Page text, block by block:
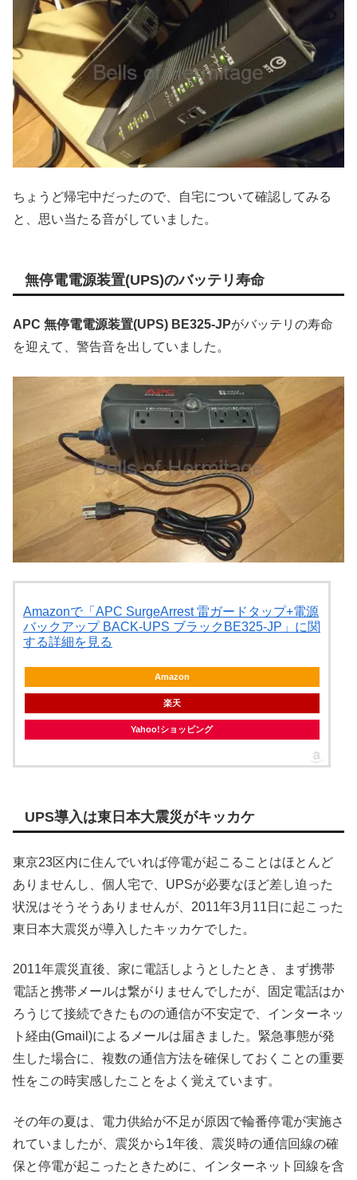
ちょうど帰宅中だったので、自宅について確認してみる
と、思い当たる音がしていました。
無停電電源装置(UPS)のバッテリ寿命
APC 無停電電源装置(UPS) BE325-JPがバッテリの寿命
を迎えて、警告音を出していました。
Amazonで「APC SurgeArrest 雷ガードタップ+電源
バックアップ BACK-UPS ブラックBE325-JP」に関
する詳細を見る
Amazon
楽天
Yahoo!ショッピング
UPS導入は東日本大震災がキッカケ
東京23区内に住んでいれば停電が起こることはほとんど
ありませんし、個人宅で、UPSが必要なほど差し迫った
状況はそうそうありませんが、2011年3月11日に起こった
東日本大震災が導入したキッカケでした。
2011年震災直後、家に電話しようとしたとき、まず携帯
電話と携帯メールは繋がりませんでしたが、固定電話はか
ろうじて接続できたものの通信が不安定で、インターネッ
ト経由(Gmail)によるメールは届きました。緊急事態が発
生した場合に、複数の通信方法を確保しておくことの重要
性をこの時実感したことをよく覚えています。
その年の夏は、電力供給が不足が原因で輪番停電が実施さ
れていましたが、震災から1年後、震災時の通信回線の確
保と停電が起こったときために、インターネット回線を含